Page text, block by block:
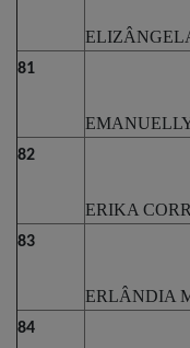
81
82
ERIKA
83
ERLÂNDIA
84